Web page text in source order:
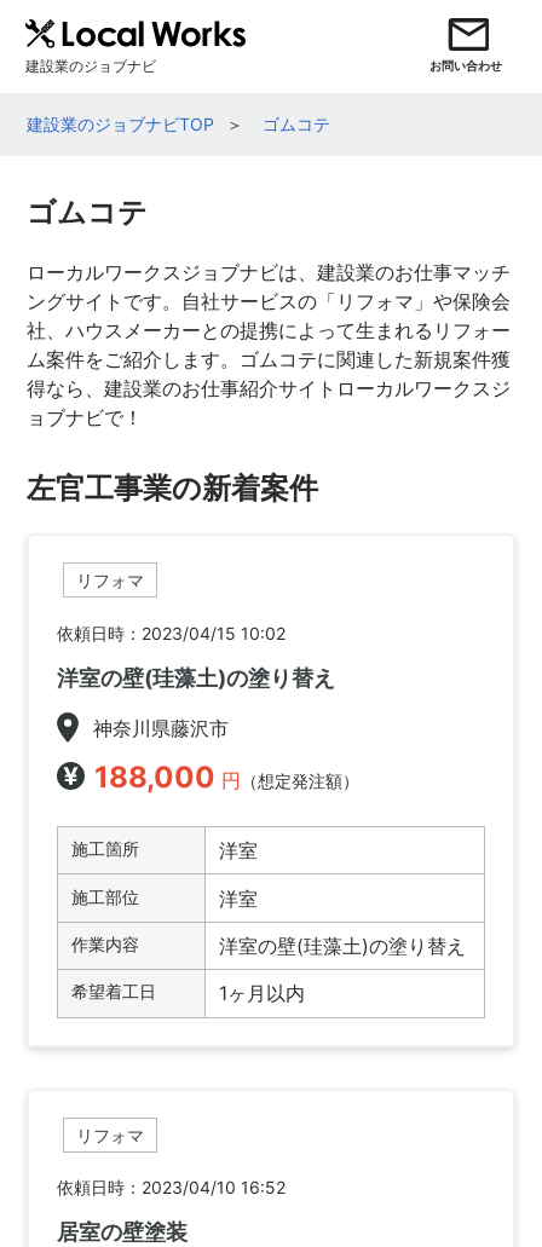
建設業のジョブナビ お問い合わせ
建設業のジョブナビTOP ゴムコテ
ゴムコテ
ローカルワークスジョブナビは、建設業のお仕事マッチ
ングサイトです。自社サービスの「リフォマ」や保険会
社、ハウスメーカーとの提携によって生まれるリフォー
ム案件をご紹介します。ゴムコテに関連した新規案件獲
得なら、建設業のお仕事紹介サイトローカルワークスジ
ョブナビで！
左官工事業の新着案件
リフォマ
依頼日時：2023/04/15 10:02
洋室の壁(珪藻土)の塗り替え
神奈川県藤沢市
188,000 円 （想定発注額）
施工箇所 洋室
施工部位 洋室
作業内容 洋室の壁(珪藻土)の塗り替え
希望着工日 1ヶ月以内
リフォマ
依頼日時：2023/04/10 16:52
居室の壁塗装